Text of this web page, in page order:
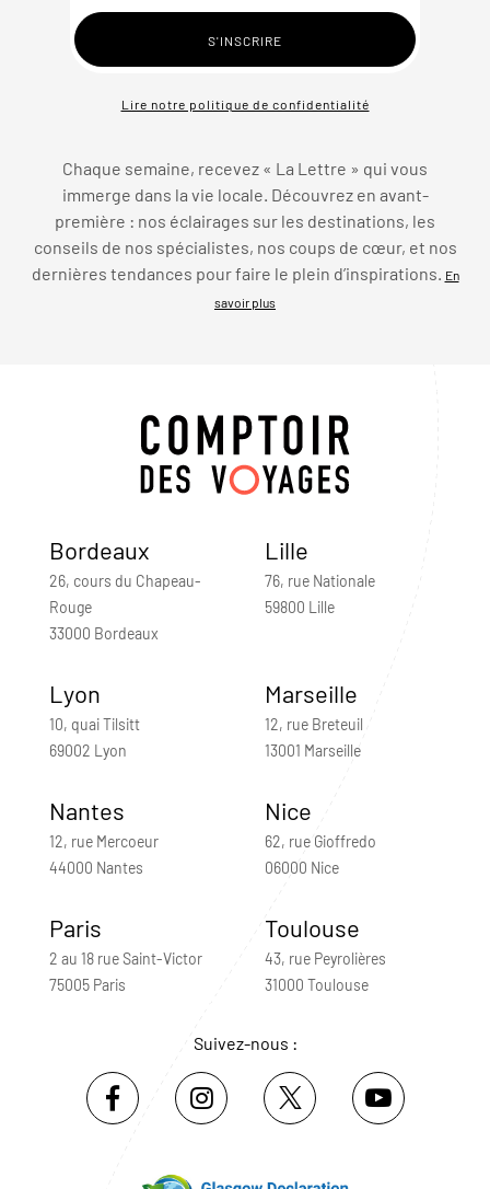
Lire notre politique de confidentialité
Chaque semaine, recevez « La Lettre » qui vous
immerge dans la vie locale. Découvrez en avant-
première : nos éclairages sur les destinations, les
conseils de nos spécialistes, nos coups de cœur, et nos
dernières tendances pour faire le plein d’inspirations.
En
savoir plus
Bordeaux
26, cours du Chapeau-
Rouge
33000 Bordeaux
Lille
76, rue Nationale
59800 Lille
Lyon
10, quai Tilsitt
69002 Lyon
Marseille
12, rue Breteuil
13001 Marseille
Nantes
12, rue Mercoeur
44000 Nantes
Nice
62, rue Gioffredo
06000 Nice
Paris
2 au 18 rue Saint-Victor
75005 Paris
Toulouse
43, rue Peyrolières
31000 Toulouse
Suivez-nous :